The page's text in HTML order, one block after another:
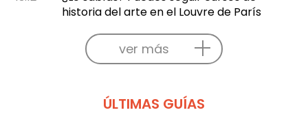
historia del arte en el Louvre de París
ver más
ÚLTIMAS GUÍAS